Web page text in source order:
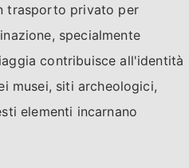
trasporto privato per
specialmente
contribuisce all'identità
musei, siti archeologici,
elementi incarnano